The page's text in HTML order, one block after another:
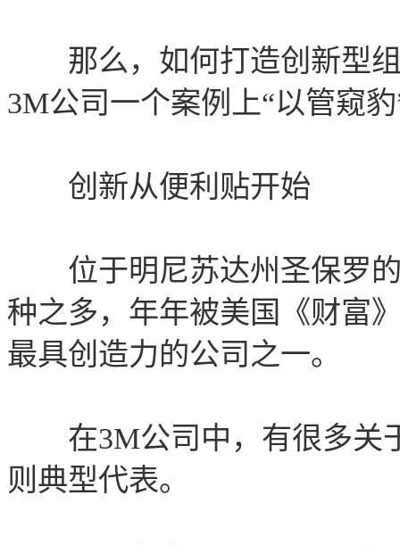
那么，如何打造创新型组
3M公司一个案例上“以管窥
创新从便利贴开始
位于明尼苏达州圣保罗的
种之多，年年被美国《财富
最具创造力的公司之一。
在3M公司中，有很多关
则典型代表。